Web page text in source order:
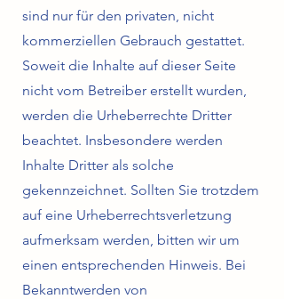
sind nur für den privaten, nicht
kommerziellen Gebrauch gestattet.
Soweit die Inhalte auf dieser Seite
nicht vom Betreiber erstellt wurden,
werden die Urheberrechte Dritter
beachtet. Insbesondere werden
Inhalte Dritter als solche
gekennzeichnet. Sollten Sie trotzdem
auf eine Urheberrechtsverletzung
aufmerksam werden, bitten wir um
einen entsprechenden Hinweis. Bei
Bekanntwerden von